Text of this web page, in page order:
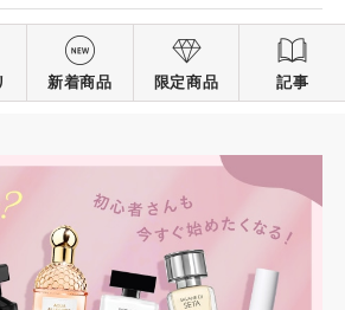
新着商品 限定商品 記事